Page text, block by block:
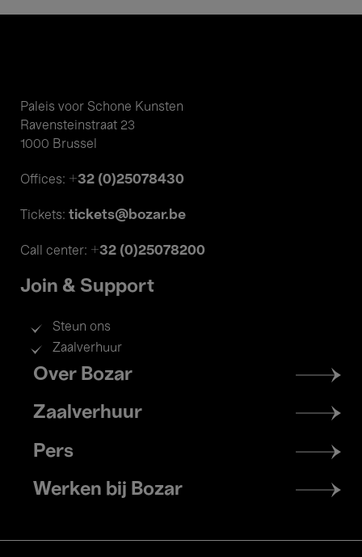
Paleis voor Schone Kunsten
Ravensteinstraat 23
1000 Brussel
Offices: +32 (0)25078430
Tickets: tickets@bozar.be
Call center: +32 (0)25078200
Join & Support
Steun ons
Zaalverhuur
Footer
menu
Over Bozar
Zaalverhuur
Pers
Werken bij Bozar